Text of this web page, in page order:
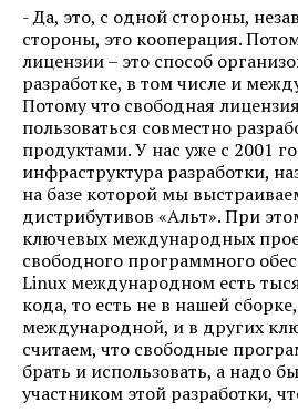
- Да, это, с одной стороны,
стороны, это кооперация.
лицензии – это способ
разработке, в том числе и
Потому что свободная
пользоваться совместно
продуктами. У нас уже с 2001
инфраструктура разработки,
на базе которой мы
дистрибутивов «Альт». При
ключевых международных
свободного программного
Linux международном есть
кода, то есть не в нашей
международной, и в других
считаем, что свободные
брать и использовать, а надо
участником этой разработки,